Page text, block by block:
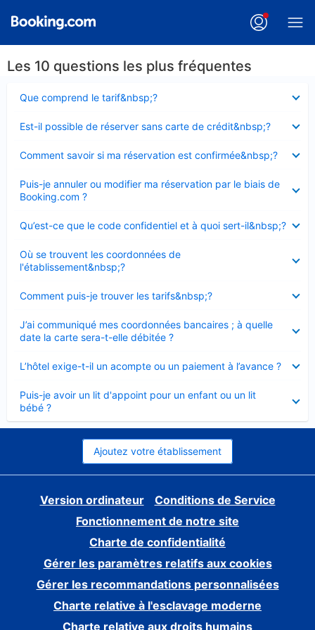
Les 10 questions les plus fréquentes
Que comprend le tarif&nbsp;?
fermé
Est-il possible de réserver sans carte de crédit&nbsp;?
fermé
Comment savoir si ma réservation est confirmée&nbsp;?
fermé
Puis-je annuler ou modifier ma réservation par le biais de
Booking.com ?
fermé
Qu’est-ce que le code confidentiel et à quoi sert-il&nbsp;?
fermé
Où se trouvent les coordonnées de
l'établissement&nbsp;?
fermé
Comment puis-je trouver les tarifs&nbsp;?
fermé
J’ai communiqué mes coordonnées bancaires ; à quelle
date la carte sera-t-elle débitée ?
fermé
L’hôtel exige-t-il un acompte ou un paiement à l’avance ?
fermé
Puis-je avoir un lit d'appoint pour un enfant ou un lit
bébé ?
fermé
Ajoutez votre établissement
Version ordinateur
Conditions de Service
Fonctionnement de notre site
Charte de confidentialité
Gérer les paramètres relatifs aux cookies
Gérer les recommandations personnalisées
Charte relative à l'esclavage moderne
Charte relative aux droits humains